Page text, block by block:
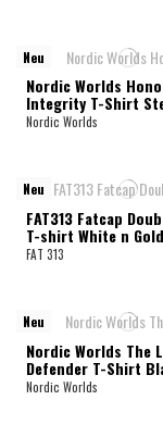
Neu
Nordic Worlds
Integrity T-Shirt
Nordic Worlds
Neu
FAT313 Fatcap
T-shirt White n Gold
FAT 313
Neu
Nordic Worlds The
Defender T-Shirt
Nordic Worlds